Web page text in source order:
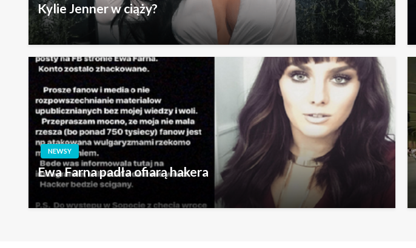
Kylie Jenner w ciąży?
NEWSY
Ewa Farna padła ofiarą hakera